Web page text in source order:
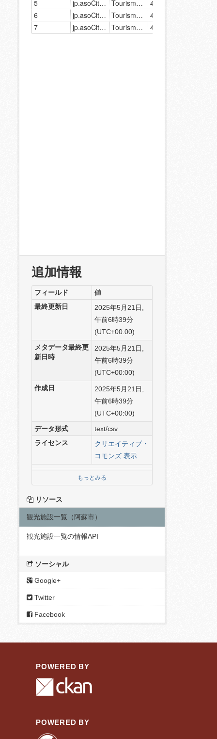
追加情報
フィールド
値
最終更新日
2025年5月21日,
午前6時39分
(UTC+00:00)
メタデータ最終更
新日時
2025年5月21日,
午前6時39分
(UTC+00:00)
作成日
2025年5月21日,
午前6時39分
(UTC+00:00)
データ形式
text/csv
ライセンス
クリエイティブ・
コモンズ 表示
もっとみる
リソース
観光施設一覧（阿蘇市）
観光施設一覧の情報API
ソーシャル
Google+
Twitter
Facebook
POWERED BY
POWERED BY